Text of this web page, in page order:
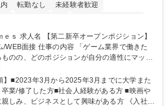
転勤なし
未経験者歓迎
服装自由 昼食補助あり
第二新卒歓迎
ション】
ゲーム業界で働きた
のの、どのポジションが自分の適性にマッチ
総合職（プランナー/データ
開発エンジニ ア/インフラエンジニアな
ー/イラストレ ーターなど）等から、面接で
ジションをご案内いたします。ゲームやエン
】■2023年3月から2025年3月までに大学また
業/修了した方■社会人経験がある方 ■映画や
、ビジネスとして興味がある方 《入社実